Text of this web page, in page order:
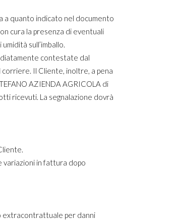
a quanto indicato nel documento
cura la presenza di eventuali
sull’imballo.
contestate dal
Il Cliente, inoltre, a pena
AZIENDA AGRICOLA di
ricevuti. La segnalazione dovrà
variazioni in fattura dopo
extracontrattuale per danni